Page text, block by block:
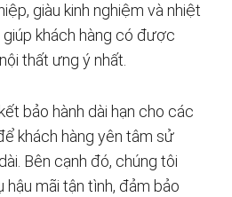
giàu kinh nghiệm và nhiệt
khách hàng có được
thất ưng ý nhất.
bảo hành dài hạn cho các
khách hàng yên tâm sử
Bên cạnh đó, chúng tôi
mãi tận tình, đảm bảo